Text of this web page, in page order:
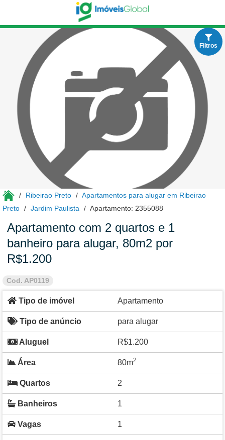
Ribeirao Preto
Apartamentos para alugar em Ribeirao
Preto
Jardim Paulista Apartamento: 2355088
Apartamento com 2 quartos e 1
banheiro para alugar, 80m2 por
R$1.200
Cod. AP0119
Tipo de imóvel Apartamento
Tipo de anúncio para alugar
Aluguel R$1.200
Área 80m2
Quartos 2
Banheiros 1
Vagas 1
Filtros